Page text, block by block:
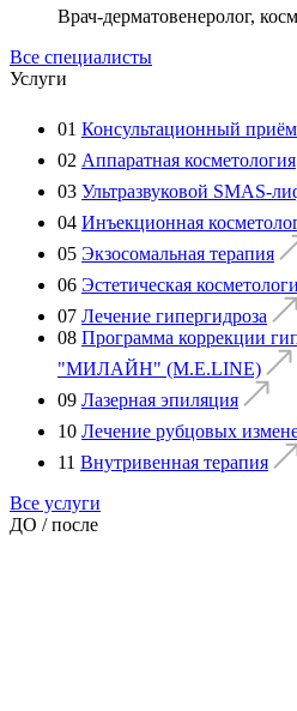
Врач-дерматовенеролог,
Все специалисты
Услуги
01 Консультационный приём
02 Аппаратная косметология
03 Ультразвуковой SMAS-
04 Инъекционная
05 Экзосомальная терапия
06 Эстетическая
07 Лечение гипергидроза
08 Программа коррекции
"МИЛАЙН" (M.E.LINE)
09 Лазерная эпиляция
10 Лечение рубцовых
11 Внутривенная терапия
Все услуги
ДО / после